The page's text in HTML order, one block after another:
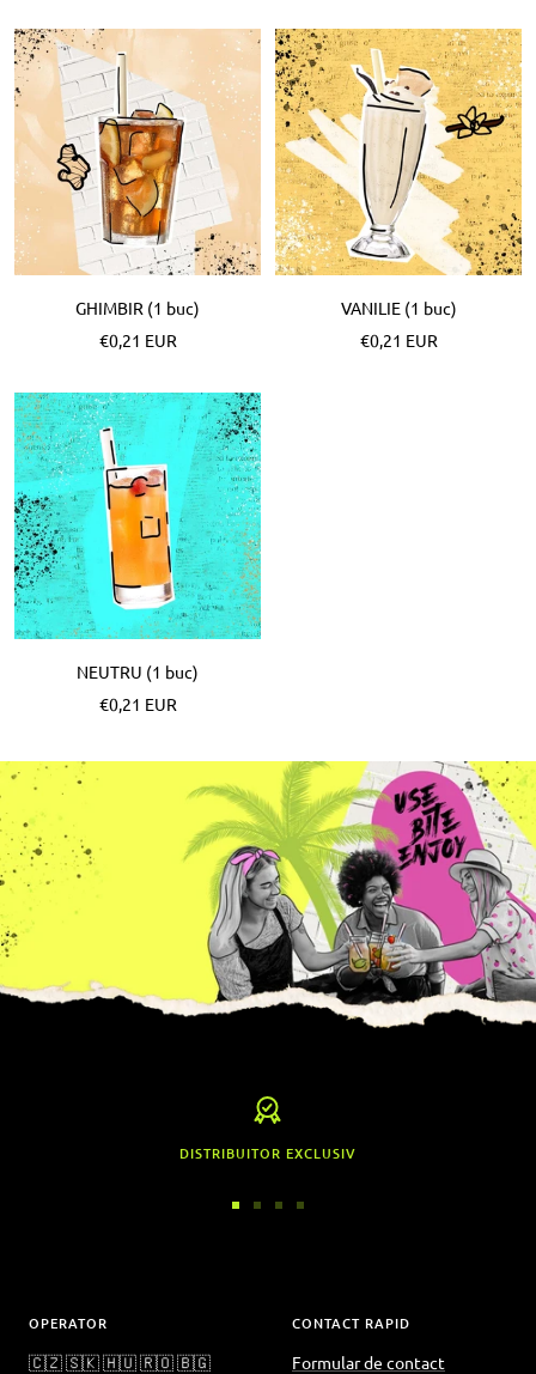
GHIMBIR (1 buc)
Pret
€0,21 EUR
VANILIE (1 buc)
Pret
€0,21 EUR
NEUTRU (1 buc)
Pret
€0,21 EUR
DISTRIBUITOR EXCLUSIV
OPERATOR
🇨🇿 🇸🇰 🇭🇺 🇷🇴 🇧🇬
CONTACT RAPID
Formular de contact